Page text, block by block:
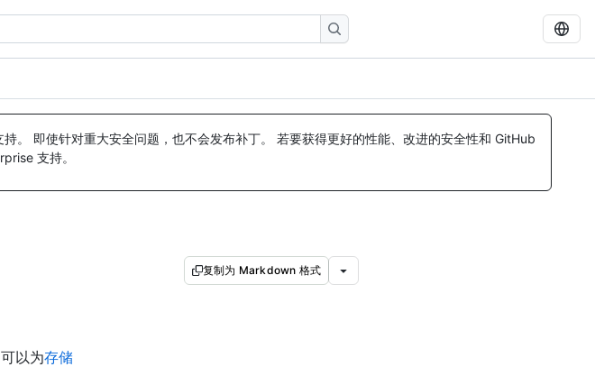
。 即使针对重大安全问题，也不会发布补丁。 若要获得更好的性能、改进的安全性和 GitHub
支持。
复制为 Markdown 格式
以为存储